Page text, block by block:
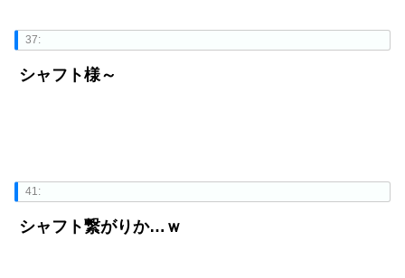
37:
シャフト様～
41:
シャフト繋がりか…ｗ